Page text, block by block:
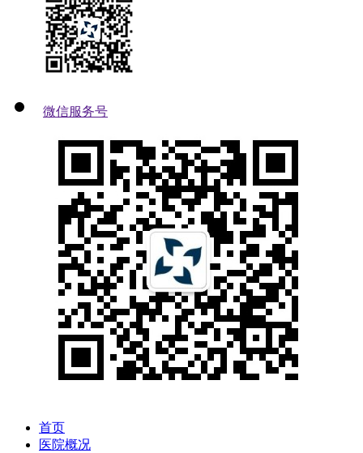
微信服务号
首页
医院概况